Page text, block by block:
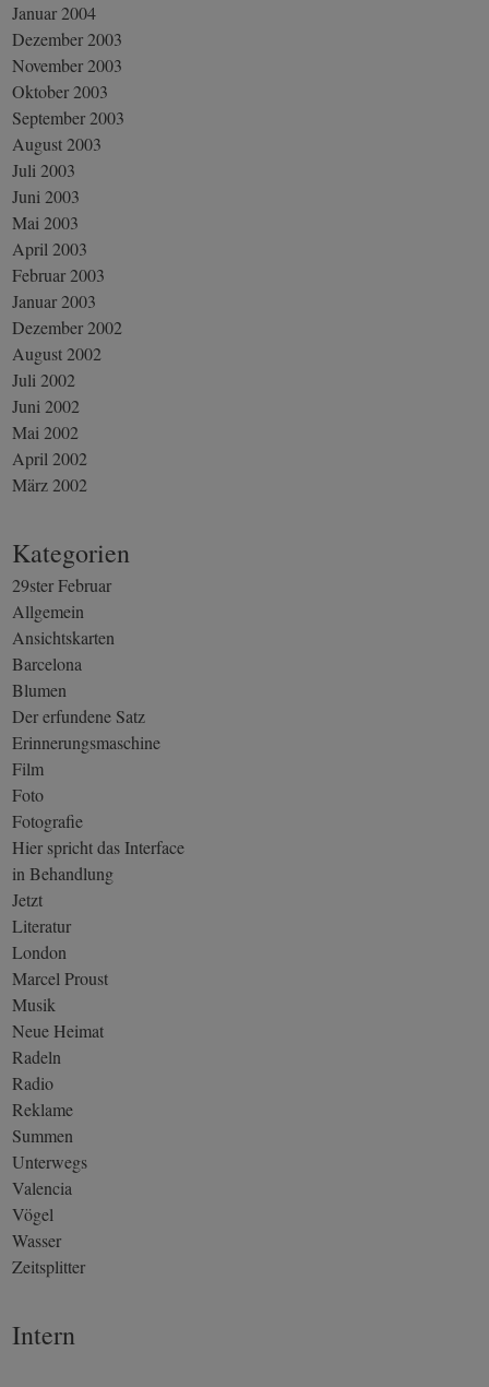
Januar 2004
Dezember 2003
November 2003
Oktober 2003
September 2003
August 2003
Juli 2003
Juni 2003
Mai 2003
April 2003
Februar 2003
Januar 2003
Dezember 2002
August 2002
Juli 2002
Juni 2002
Mai 2002
April 2002
März 2002
Kategorien
29ster Februar
Allgemein
Ansichtskarten
Barcelona
Blumen
Der erfundene Satz
Erinnerungsmaschine
Film
Foto
Fotografie
Hier spricht das Interface
in Behandlung
Jetzt
Literatur
London
Marcel Proust
Musik
Neue Heimat
Radeln
Radio
Reklame
Summen
Unterwegs
Valencia
Vögel
Wasser
Zeitsplitter
Intern